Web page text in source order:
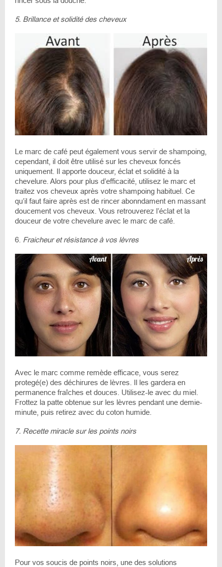
5. Brillance et solidité des cheveux
Le marc de café peut également vous servir de shampoing,
cependant, il doit être utilisé sur les cheveux foncés
uniquement. Il apporte douceur, éclat et solidité à la
chevelure. Alors pour plus d’efficacité, utilisez le marc et
traitez vos cheveux après votre shampoing habituel. Ce
qu’il faut faire après est de rincer abonndament en massant
doucement vos cheveux. Vous retrouverez l’éclat et la
douceur de votre chevelure avec le marc de café.
6. Fraicheur et résistance à vos lèvres
Avec le marc comme remède efficace, vous serez
protegé(e) des déchirures de lèvres. Il les gardera en
permanence fraîches et douces. Utilisez-le avec du miel.
Frottez la patte obtenue sur les lèvres pendant une demie-
minute, puis retirez avec du coton humide.
7. Recette miracle sur les points noirs
Pour vos soucis de points noirs, une des solutions